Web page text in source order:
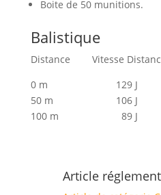
Boite de 50 munitions.
Balistique
Distance Vitesse
0 m 129 J
50 m 106 J
100 m 89 J
Article